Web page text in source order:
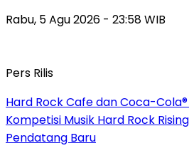
Rabu, 5 Agu 2026 - 23:58 WIB
Pers Rilis
Hard Rock Cafe dan Coca-
Kompetisi Musik Hard Rock
Pendatang Baru